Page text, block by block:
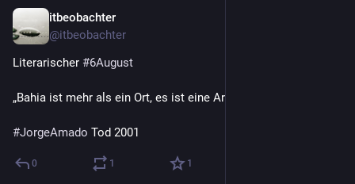
itbeobachter
@itbeobachter
Literarischer #6August
„Bahia ist mehr als ein Ort, es ist eine Art zu lieben.“
#JorgeAmado Tod 2001
0 1 1